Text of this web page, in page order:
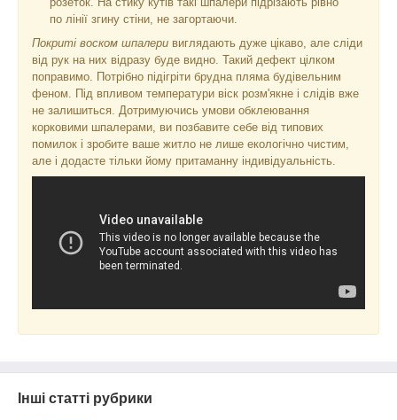
по лінії згину стіни, не загортаючи.
Покриті воском шпалери виглядають дуже цікаво, але сліди
від рук на них відразу буде видно. Такий дефект цілком
поправимо. Потрібно підігріти брудна пляма будівельним
феном. Під впливом температури віск розм'якне і слідів вже
не залишиться. Дотримуючись умови обклеювання
корковими шпалерами, ви позбавите себе від типових
помилок і зробите ваше житло не лише екологічно чистим,
але і додасте тільки йому притаманну індивідуальність.
Інші статті рубрики